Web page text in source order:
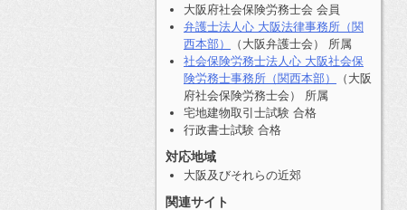
大阪府社会保険労務士会 会員
弁護士法人心 大阪法律事務所（関
西本部）
（大阪弁護士会） 所属
社会保険労務士法人心 大阪社会保
険労務士事務所（関西本部）
（大阪
府社会保険労務士会） 所属
宅地建物取引士試験 合格
行政書士試験 合格
対応地域
大阪及びそれらの近郊
関連サイト